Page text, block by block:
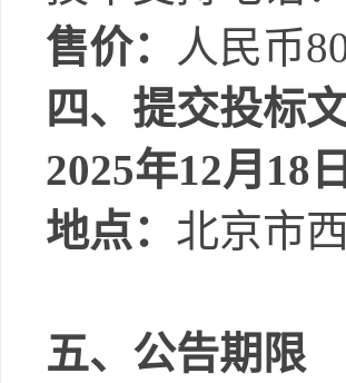
售价：
人民币
四、提交投标
2025年12月 18 日
地点： 北京市
五、公告期限